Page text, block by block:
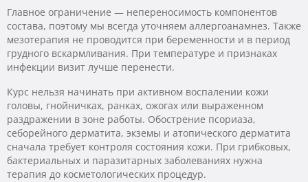
Главное ограничение — непереносимость компонентов
состава, поэтому мы всегда уточняем аллергоанамнез. Также
мезотерапия не проводится при беременности и в период
грудного вскармливания. При температуре и признаках
инфекции визит лучше перенести.
Курс нельзя начинать при активном воспалении кожи
головы, гнойничках, ранках, ожогах или выраженном
раздражении в зоне работы. Обострение псориаза,
себорейного дерматита, экземы и атопического дерматита
сначала требует контроля состояния кожи. При грибковых,
бактериальных и паразитарных заболеваниях нужна
терапия до косметологических процедур.